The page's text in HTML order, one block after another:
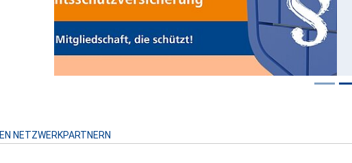
NETZWERKPARTNERN